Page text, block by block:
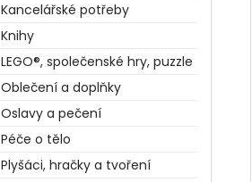
Kancelářské potřeby
Knihy
LEGO®, společenské hry, puzzle
Oblečení a doplňky
Oslavy a pečení
Péče o tělo
Plyšáci, hračky a tvoření